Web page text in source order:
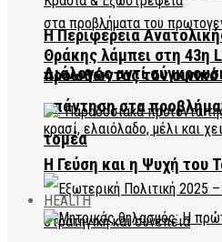
Διάλογος αντί
απάντηση στα
τομέα
Η Περιφέρεια
Θράκης λάμπει στη 43η
προωθώντας τον
Η Γεύση και η Ψυχή του
HEALTH